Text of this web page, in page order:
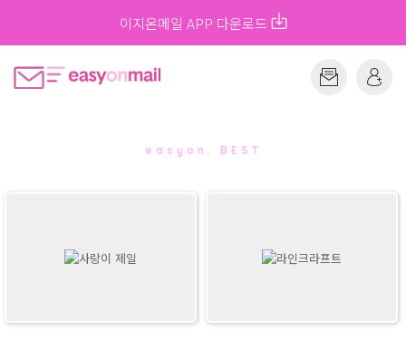
easyon. BEST
이지온메일 APP 다운로드